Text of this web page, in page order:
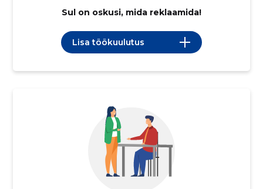
Sul on oskusi, mida reklaamida!
Lisa töökuulutus